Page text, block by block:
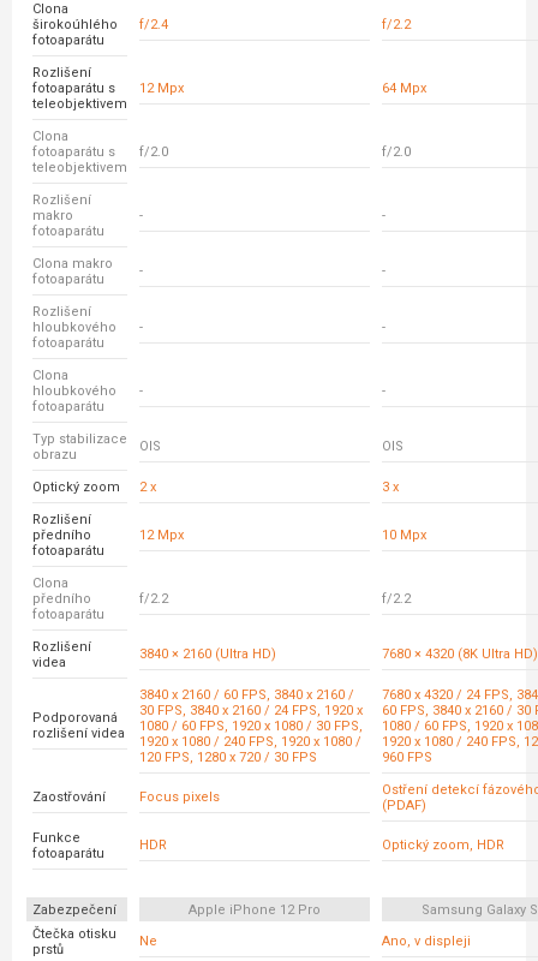
Clona
širokoúhlého
fotoaparátu
f/2.4 f/2.2
Rozlišení
fotoaparátu s
teleobjektivem
12 Mpx 64 Mpx
Clona
fotoaparátu s
teleobjektivem
f/2.0 f/2.0
Rozlišení
makro
fotoaparátu
- -
Clona makro
fotoaparátu
- -
Rozlišení
hloubkového
fotoaparátu
- -
Clona
hloubkového
fotoaparátu
- -
Typ stabilizace
obrazu
OIS OIS
Optický zoom 2 x 3 x
Rozlišení
předního
fotoaparátu
12 Mpx 10 Mpx
Clona
předního
fotoaparátu
f/2.2 f/2.2
Rozlišení
videa
3840 × 2160 (Ultra HD) 7680 × 4320 (8K Ultra HD)
Podporovaná
rozlišení videa
3840 x 2160 / 60 FPS, 3840 x 2160 /
30 FPS, 3840 x 2160 / 24 FPS, 1920 x
1080 / 60 FPS, 1920 x 1080 / 30 FPS,
1920 x 1080 / 240 FPS, 1920 x 1080 /
120 FPS, 1280 x 720 / 30 FPS
7680 x 4320 / 24 FPS,
60 FPS, 3840 x 2160 / 30
1080 / 60 FPS, 1920 x
1920 x 1080 / 240 FPS,
960 FPS
Zaostřování Focus pixels
Ostření detekcí
(PDAF)
Funkce
fotoaparátu
HDR Optický zoom, HDR
Zabezpečení Apple iPhone 12 Pro
Samsung Galaxy
Čtečka otisku
prstů
Ne Ano, v displeji